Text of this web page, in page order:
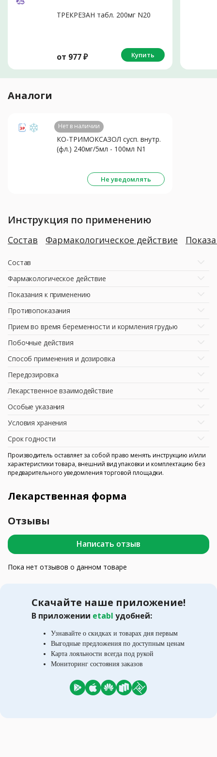
ТРЕКРЕЗАН табл. 200мг N20
от 977₽ Купить
Аналоги
Нет в наличии
КО-ТРИМОКСАЗОЛ сусп. внутр.
(фл.) 240мг/5мл - 100мл N1
Не уведомлять
Инструкция по применению
Состав Фармакологическое действие
Состав
Фармакологическое действие
Показания к применению
Противопоказания
Прием во время беременности и кормления грудью
Побочные действия
Способ применения и дозировка
Передозировка
Лекарственное взаимодействие
Особые указания
Условия хранения
Срок годности
Производитель оставляет за собой право менять инструкцию и/или
характеристики товара, внешний вид упаковки и комплектацию без
предварительного уведомления торговой площадки.
Лекарственная форма
Отзывы
Написать отзыв
Пока нет отзывов о данном товаре
Скачайте наше приложение!
В приложении etabl удобней:
Узнавайте о скидках и товарах дня первым
Выгодные предложения по доступным ценам
Карта лояльности всегда под рукой
Мониторинг состояния заказов